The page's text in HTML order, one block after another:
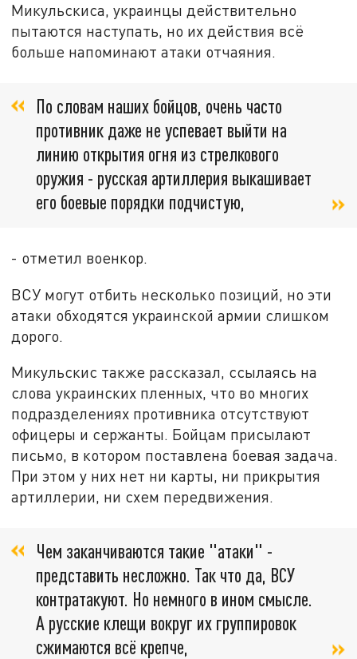
Микульскиса, украинцы действительно
пытаются наступать, но их действия всё
больше напоминают атаки отчаяния.
По словам наших бойцов, очень часто
противник даже не успевает выйти на
линию открытия огня из стрелкового
оружия - русская артиллерия выкашивает
его боевые порядки подчистую,
- отметил военкор.
ВСУ могут отбить несколько позиций, но эти
атаки обходятся украинской армии слишком
дорого.
Микульскис также рассказал, ссылаясь на
слова украинских пленных, что во многих
подразделениях противника отсутствуют
офицеры и сержанты. Бойцам присылают
письмо, в котором поставлена боевая задача.
При этом у них нет ни карты, ни прикрытия
артиллерии, ни схем передвижения.
Чем заканчиваются такие "атаки" -
представить несложно. Так что да, ВСУ
контратакуют. Но немного в ином смысле.
А русские клещи вокруг их группировок
сжимаются всё крепче,